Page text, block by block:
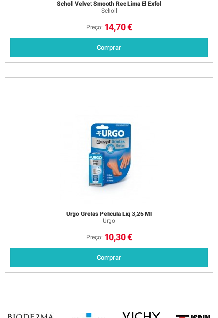
Scholl Velvet Smooth Rec Lima El Exfol
Scholl
Preço: 14,70 €
Comprar
Urgo Gretas Pelicula Liq 3,25 Ml
Urgo
Preço: 10,30 €
Comprar